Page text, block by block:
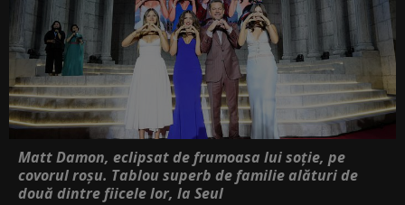
Matt Damon, eclipsat de frumoasa lui soție, pe
covorul roșu. Tablou superb de familie alături de
două dintre fiicele lor, la Seul